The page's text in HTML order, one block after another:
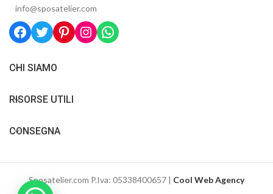
info@sposatelier.com
CHI SIAMO
RISORSE UTILI
CONSEGNA
Sposatelier.com P.Iva: 05338400657 | Cool Web Agency